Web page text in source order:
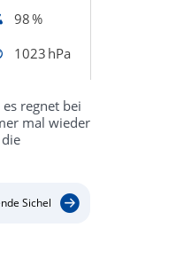
98 %
1023 hPa
regnet bei
mal wieder
Sichel